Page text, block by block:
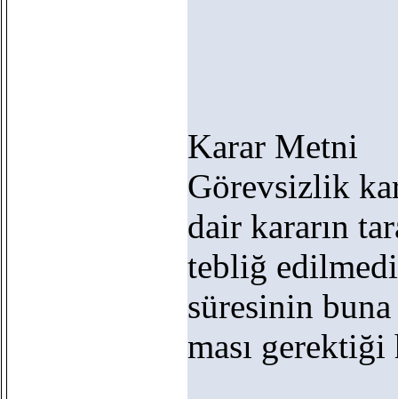
Karar Metni
Görevsizlik
dair kararın
tebliğ
süresinin
ması